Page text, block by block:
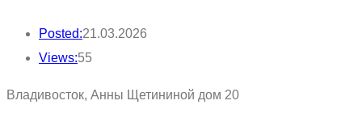
Posted:21.03.2026
Views:55
Владивосток, Анны Щетининой дом 20